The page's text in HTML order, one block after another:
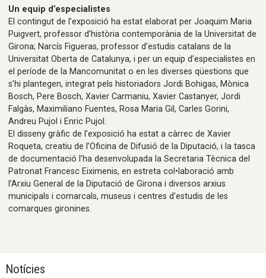
Un equip d’especialistes
El contingut de l’exposició ha estat elaborat per Joaquim Maria
Puigvert, professor d’història contemporània de la Universitat de
Girona; Narcís Figueras, professor d’estudis catalans de la
Universitat Oberta de Catalunya, i per un equip d’especialistes en
el període de la Mancomunitat o en les diverses qüestions que
s’hi plantegen, integrat pels historiadors Jordi Bohigas, Mònica
Bosch, Pere Bosch, Xavier Carmaniu, Xavier Castanyer, Jordi
Falgàs, Maximiliano Fuentes, Rosa Maria Gil, Carles Gorini,
Andreu Pujol i Enric Pujol.
El disseny gràfic de l’exposició ha estat a càrrec de Xavier
Roqueta, creatiu de l’Oficina de Difusió de la Diputació, i la tasca
de documentació l’ha desenvolupada la Secretaria Tècnica del
Patronat Francesc Eiximenis, en estreta col•laboració amb
l’Arxiu General de la Diputació de Girona i diversos arxius
municipals i comarcals, museus i centres d’estudis de les
comarques gironines.
Notícies